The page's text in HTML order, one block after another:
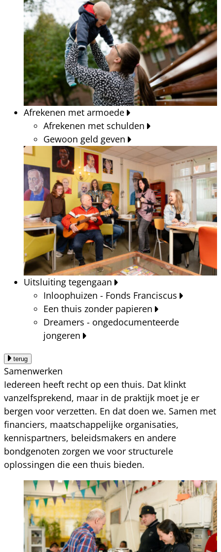
Afrekenen met armoede
Afrekenen met schulden
Gewoon geld geven
Uitsluiting tegengaan
Inloophuizen - Fonds Franciscus
Een thuis zonder papieren
Dreamers - ongedocumenteerde
jongeren
terug
Samenwerken
Iedereen heeft recht op een thuis. Dat klinkt
vanzelfsprekend, maar in de praktijk moet je er
bergen voor verzetten. En dat doen we. Samen met
financiers, maatschappelijke organisaties,
kennispartners, beleidsmakers en andere
bondgenoten zorgen we voor structurele
oplossingen die een thuis bieden.